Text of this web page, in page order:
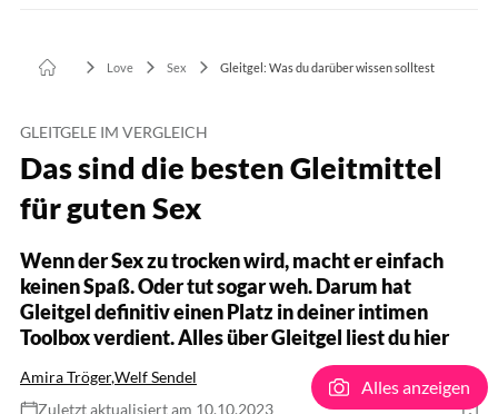
Love Sex Gleitgel: Was du darüber wissen solltest
GLEITGELE IM VERGLEICH
Das sind die besten Gleitmittel
für guten Sex
Wenn der Sex zu trocken wird, macht er einfach
keinen Spaß. Oder tut sogar weh. Darum hat
Gleitgel definitiv einen Platz in deiner intimen
Toolbox verdient. Alles über Gleitgel liest du hier
Amira Tröger,Welf Sendel
Zuletzt aktualisiert am 10.10.2023
Alles anzeigen